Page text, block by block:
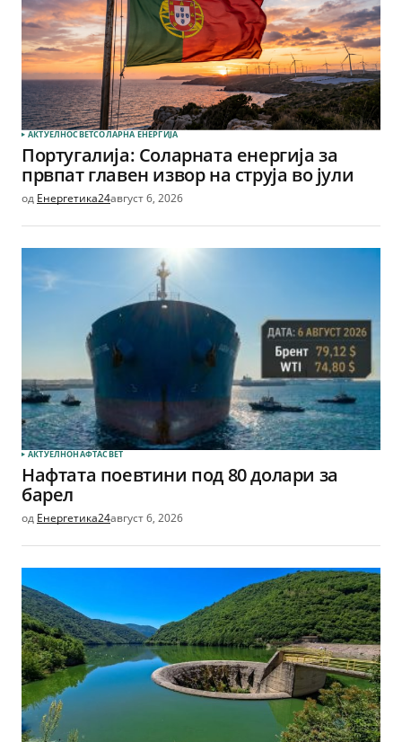
АКТУЕЛНОСВЕТСОЛАРНА EНЕРГИЈА
Португалија: Соларната енергија за
првпат главен извор на струја во јули
од Енергетика24август 6, 2026
АКТУЕЛНОНАФТАСВЕТ
Нафтата поевтини под 80 долари за
барел
од Енергетика24август 6, 2026